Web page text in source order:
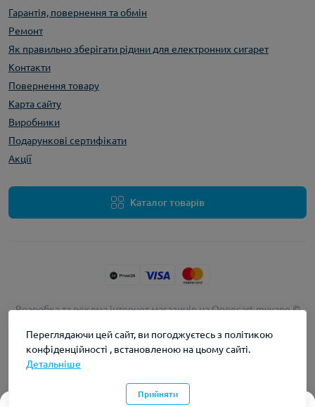
0
Гарантія, повернення та обмін
Ремонт
Як правильно зберігати рідини для електронних сигарет
Контакти
Повернення товару
Карта сайту
Виробники
Подарункові сертифікати
Акції
Каталог товарів
Розробка та реклма інтернет магазинів на Opencartmyvape ©
Переглядаючи цей сайт, ви погоджуєтесь з політикою
конфіденційності , встановленою на цьому сайті.
Детальніше
Прийняти